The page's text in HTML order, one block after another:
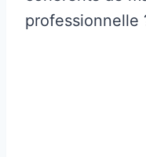
professionnelle